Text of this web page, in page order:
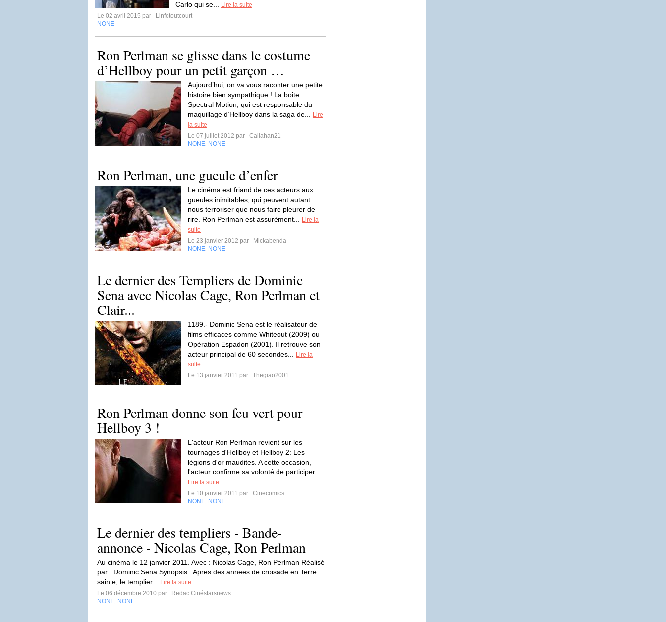
Carlo qui se...
Lire la suite
Le 02 avril 2015 par
Linfotoutcourt
NONE
Ron Perlman se glisse dans le costume
d’Hellboy pour un petit garçon …
Aujourd’hui, on va vous raconter une petite
histoire bien sympathique ! La boite
Spectral Motion, qui est responsable du
maquillage d’Hellboy dans la saga de...
Lire
la suite
Le 07 juillet 2012 par
Callahan21
NONE NONE
Ron Perlman, une gueule d’enfer
Le cinéma est friand de ces acteurs aux
gueules inimitables, qui peuvent autant
nous terroriser que nous faire pleurer de
rire. Ron Perlman est assurément...
Lire la
suite
Le 23 janvier 2012 par
Mickabenda
NONE NONE
Le dernier des Templiers de Dominic
Sena avec Nicolas Cage, Ron Perlman et
Clair...
1189.- Dominic Sena est le réalisateur de
films efficaces comme Whiteout (2009) ou
Opération Espadon (2001). Il retrouve son
acteur principal de 60 secondes...
Lire la
suite
Le 13 janvier 2011 par
Thegiao2001
Ron Perlman donne son feu vert pour
Hellboy 3 !
L'acteur Ron Perlman revient sur les
tournages d'Hellboy et Hellboy 2: Les
légions d'or maudites. A cette occasion,
l'acteur confirme sa volonté de participer...
Lire la suite
Le 10 janvier 2011 par
Cinecomics
NONE NONE
Le dernier des templiers - Bande-
annonce - Nicolas Cage, Ron Perlman
Au cinéma le 12 janvier 2011. Avec : Nicolas Cage, Ron Perlman Réalisé
par : Dominic Sena Synopsis : Après des années de croisade en Terre
sainte, le templier...
Lire la suite
Le 06 décembre 2010 par
Redac Cinéstarsnews
NONE NONE